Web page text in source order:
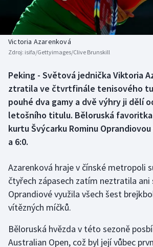
Baseball a softbal
Biatlon
Boby a skeleton
Box
Curling
Florbal
Futsal
Golf
Soutěže
Historické návraty
Aplikace ČT sport
AZ kvíz
Victoria Azarenková
Zdroj: isifa/Gettyimages/Clive Brunskill
Peking - Světová jednička Viktoria
ztratila ve čtvrtfinále tenisového
pouhé dva gamy a dvě výhry ji dělí
letošního titulu. Běloruská
kurtu Švýcarku Rominu
a 6:0.
Azarenková hraje v čínské metropoli
čtyřech zápasech zatím neztratila
Oprandiové využila všech šest
vítězných míčků.
Běloruská hvězda v této sezoně
Australian Open, což byl její vůbec